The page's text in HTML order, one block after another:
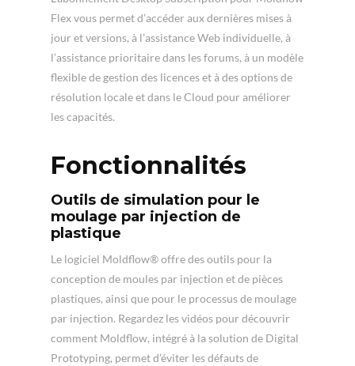
Flex vous permet d’accéder aux dernières mises à
jour et versions, à l’assistance Web individuelle, à
l’assistance prioritaire dans les forums, à un modèle
flexible de gestion des licences et à des options de
résolution locale et dans le Cloud pour améliorer
les capacités.
Fonctionnalités
Outils de simulation pour le
moulage par injection de
plastique
Le logiciel Moldflow® offre des outils pour la
conception de moules par injection et de pièces
plastiques, ainsi que pour le processus de moulage
par injection. Regardez les vidéos pour découvrir
comment Moldflow, intégré à la solution de Digital
Prototyping, permet d’éviter les défauts de